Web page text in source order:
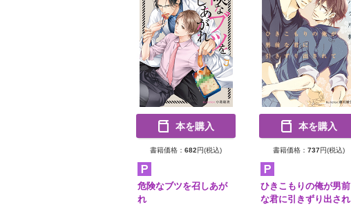
本を購入
書籍価格： 682円(税込)
危険なブツを召しあが
れ
本を購入
書籍価格： 737円(税込)
ひきこもりの俺が男前
な君に引きずり出され